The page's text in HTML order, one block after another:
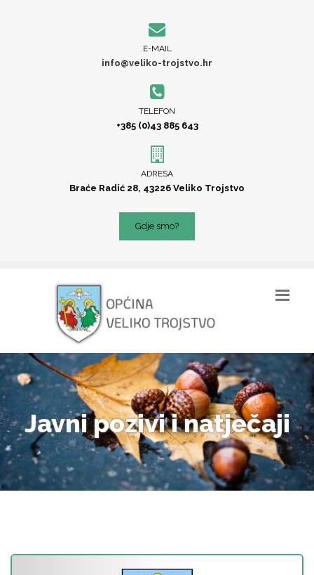
E-MAIL
info@veliko-trojstvo.hr
TELEFON
+385 (0)43 885 643
ADRESA
Braće Radić 28, 43226 Veliko Trojstvo
Gdje smo?
Javni pozivi i natječaji